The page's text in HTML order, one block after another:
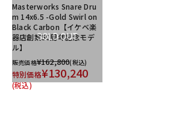
SOLD OUT
Masterworks Snare Dru
m 14x6.5 -Gold Swirl on
Black Carbon【イケベ楽
器店創業50周年記念モデ
ル】
販売価格¥162,800(税込)
特別価格¥130,240
(税込)